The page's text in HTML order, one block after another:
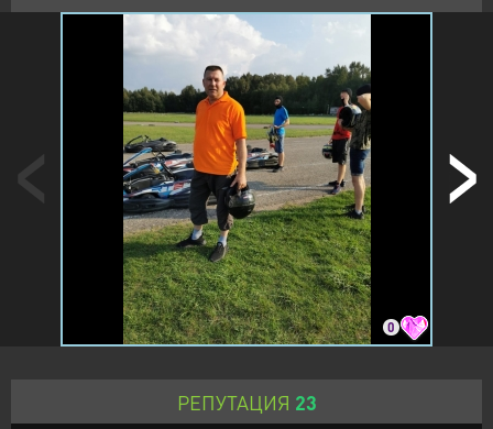
0
РЕПУТАЦИЯ 23